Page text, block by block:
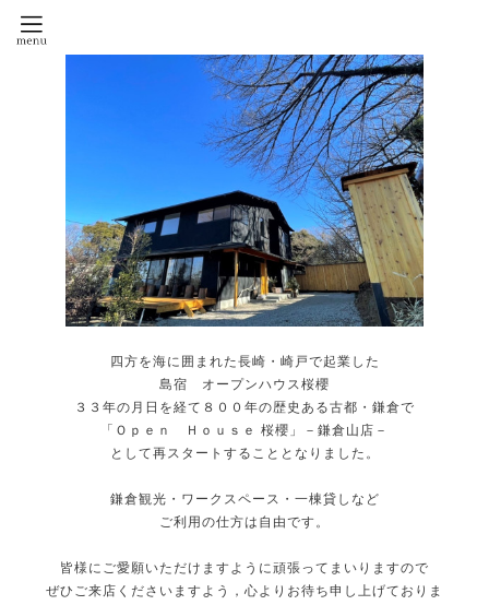
四方を海に囲まれた長崎・崎戸で起業した
島宿 オープンハウス桜櫻
３３年の月日を経て８００年の歴史ある古都・鎌倉で
「Ｏｐｅｎ Ｈｏｕｓｅ 桜櫻」－鎌倉山店－
として再スタートすることとなりました。
鎌倉観光・ワークスペース・一棟貸しなど
ご利用の仕方は自由です。
皆様にご愛願いただけますように頑張ってまいりますので
ぜひご来店くださいますよう，心よりお待ち申し上げておりま